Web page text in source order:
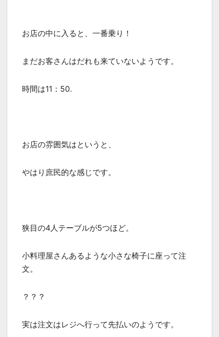
お店の中に入ると、一番乗り！
まだお客さんはだれも来ていないようです。
時間は11：50.
お店の雰囲気はというと、
やはり庶民的な感じです。
狭目の4人テーブルが5つほど。
小料理屋さんあるような小さな椅子に座って注
文。
？？？
実は注文はレジへ行って先払いのようです。